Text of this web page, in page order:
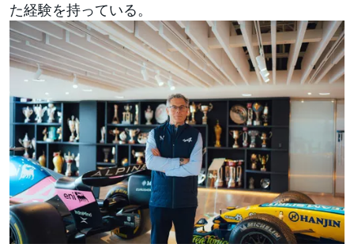
た経験を持っている。